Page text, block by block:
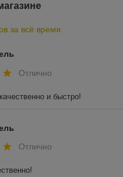
за всё время
Отлично
и быстро!
Отлично